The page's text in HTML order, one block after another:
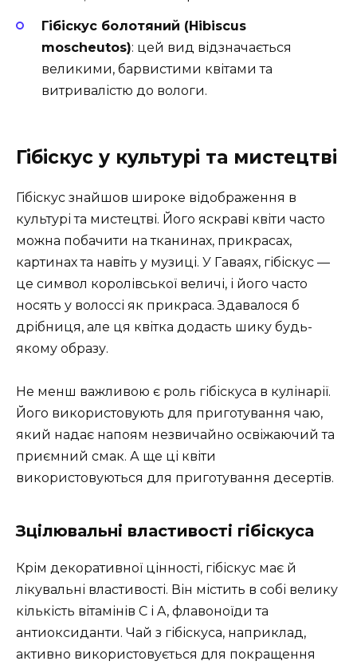
Гібіскус болотяний (Hibiscus
moscheutos): цей вид відзначається
великими, барвистими квітами та
витривалістю до вологи.
Гібіскус у культурі та мистецтві
Гібіскус знайшов широке відображення в
культурі та мистецтві. Його яскраві квіти часто
можна побачити на тканинах, прикрасах,
картинах та навіть у музиці. У Гаваях, гібіскус —
це символ королівської величі, і його часто
носять у волоссі як прикраса. Здавалося б
дрібниця, але ця квітка додасть шику будь-
якому образу.
Не менш важливою є роль гібіскуса в кулінарії.
Його використовують для приготування чаю,
який надає напоям незвичайно освіжаючий та
приємний смак. А ще ці квіти
використовуються для приготування десертів.
Зцілювальні властивості гібіскуса
Крім декоративної цінності, гібіскус має й
лікувальні властивості. Він містить в собі велику
кількість вітамінів C і A, флавоноїди та
антиоксиданти. Чай з гібіскуса, наприклад,
активно використовується для покращення